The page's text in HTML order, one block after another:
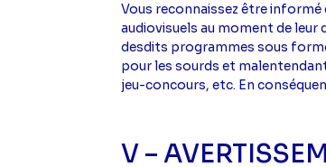
Vous reconnaissez être
audiovisuels au moment de leur
desdits programmes sous
pour les sourds et
jeu-concours, etc. En
V –